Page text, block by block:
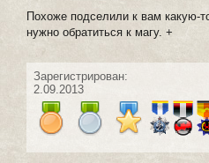
Похоже подселили к вам какую-
нужно обратиться к магу. +
Зарегистрирован:
2.09.2013